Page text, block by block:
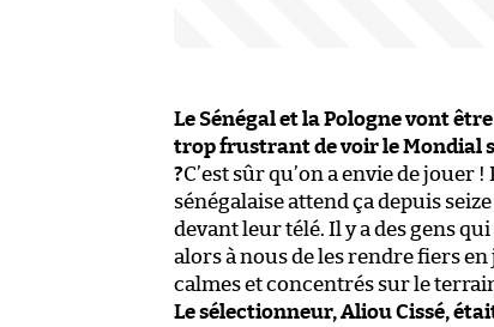
Le Sénégal et la Pologne vont
trop frustrant de voir le Mondial
?C’est sûr qu’on a envie de jouer
sénégalaise attend ça depuis
devant leur télé. Il y a des gens
alors à nous de les rendre fiers
calmes et concentrés sur le
Le sélectionneur, Aliou Cissé,